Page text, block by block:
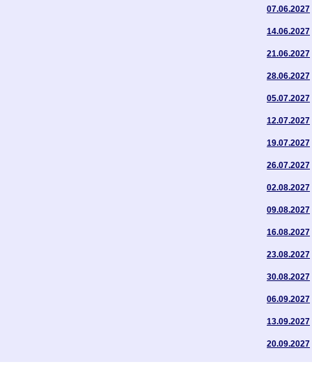
07.06.2027
14.06.2027
21.06.2027
28.06.2027
05.07.2027
12.07.2027
19.07.2027
26.07.2027
02.08.2027
09.08.2027
16.08.2027
23.08.2027
30.08.2027
06.09.2027
13.09.2027
20.09.2027